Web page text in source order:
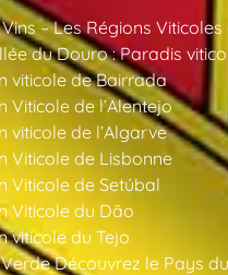
– Les Régions
du Douro : Paradis
viticole de Bairrada
Viticole de l’Alentejo
viticole de l’Algarve
Viticole de Lisbonne
Viticole de Setúbal
Viticole du Dão
viticole du Tejo
Découvrez le Pays